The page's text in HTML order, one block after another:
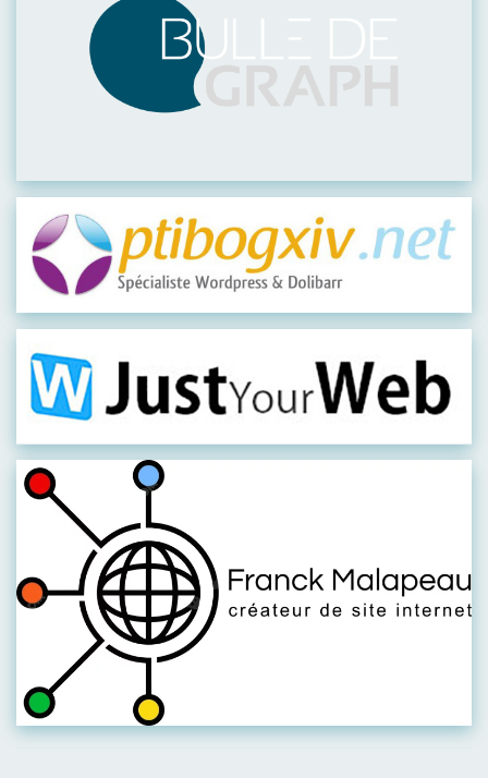
Visiter leur site
Visiter leur site
Visiter leur site